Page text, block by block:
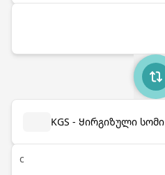
KGS - Ყირგიზული სომი
с